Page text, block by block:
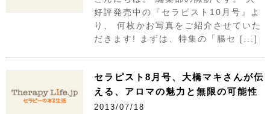
好評発売中の『セラピスト10月号』よ
り、 何枚かお写真をご紹介させていた
だきます! まずは、特集の「腸セ [...]
セラピスト8月号、大橋マキさんが伝
える、アロマの魅力と無限の可能性
2013/07/18